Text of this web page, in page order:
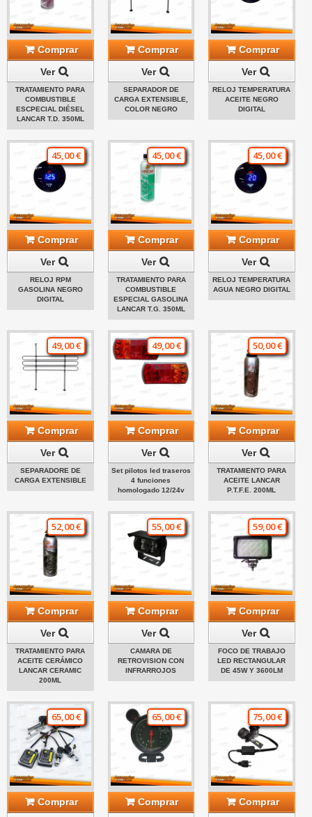
Comprar
Ver
TRATAMIENTO PARA
COMBUSTIBLE
ESCPECIAL DIÉSEL
LANCAR T.D. 350ML
Comprar
Ver
SEPARADOR DE
CARGA EXTENSIBLE,
COLOR NEGRO
Comprar
Ver
RELOJ TEMPERATURA
ACEITE NEGRO
DIGITAL
45,00 €
Comprar
Ver
RELOJ RPM
GASOLINA NEGRO
DIGITAL
45,00 €
Comprar
Ver
TRATAMIENTO PARA
COMBUSTIBLE
ESPECIAL GASOLINA
LANCAR T.G. 350ML
45,00 €
Comprar
Ver
RELOJ TEMPERATURA
AGUA NEGRO DIGITAL
49,00 €
Comprar
Ver
SEPARADORE DE
CARGA EXTENSIBLE
49,00 €
Comprar
Ver
Set pilotos led traseros
4 funciones
homologado 12/24v
50,00 €
Comprar
Ver
TRATAMIENTO PARA
ACEITE LANCAR
P.T.F.E. 200ML
52,00 €
Comprar
Ver
TRATAMIENTO PARA
ACEITE CERÁMICO
LANCAR CERAMIC
200ML
55,00 €
Comprar
Ver
CAMARA DE
RETROVISION CON
INFRARROJOS
59,00 €
Comprar
Ver
FOCO DE TRABAJO
LED RECTANGULAR
DE 45W Y 3600LM
65,00 €
Comprar
65,00 €
Comprar
75,00 €
Comprar